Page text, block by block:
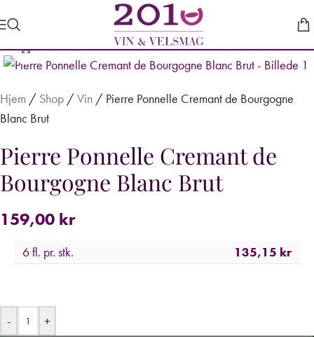
Forstør
Hjem / Shop / Vin / Pierre Ponnelle Cremant de Bourgogne
Blanc Brut
Pierre Ponnelle Cremant de
Bourgogne Blanc Brut
159,00 kr
6 fl. pr. stk. 135,15 kr
- +